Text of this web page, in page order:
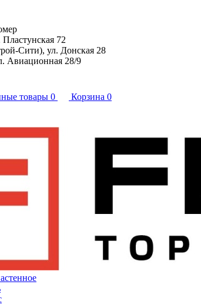
72
Сити), ул. Донская 28
Авиационная 28/9
товары 0 Корзина 0